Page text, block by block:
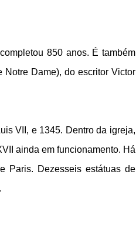
850 anos. É também
Dame), do escritor Victor
VII, e 1345. Dentro da igreja,
ainda em funcionamento. Há
Paris. Dezesseis estátuas de